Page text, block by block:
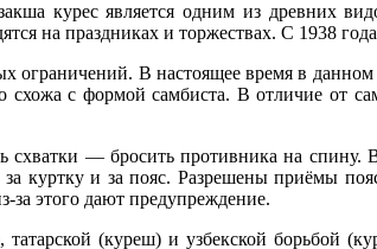
курес является одним из древних
на праздниках и торжествах. С 1938
ограничений. В настоящее время в
схожа с формой самбиста. В отличие от
— бросить противника на спину.
куртку и за пояс. Разрешены приёмы
за этого дают предупреждение.
татарской (куреш) и узбекской